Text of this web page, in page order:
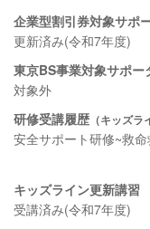
企業型割引券対象サポ
更新済み(令和7年度)
東京BS事業対象サポー
対象外
研修受講履歴 （キッズラ
安全サポート研修~救
キッズライン更新講習
受講済み(令和7年度)